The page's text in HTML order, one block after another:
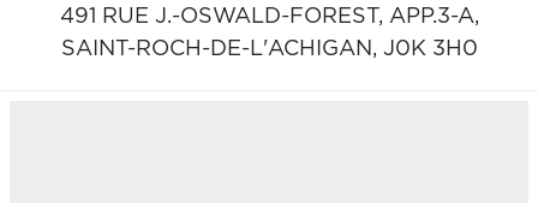
491 RUE J.-OSWALD-FOREST, APP.3-A,
SAINT-ROCH-DE-L'ACHIGAN, J0K 3H0